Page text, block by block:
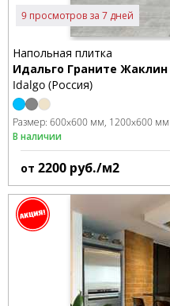
9 просмотров за 7 дней
Напольная плитка
Идальго Граните Жаклин
Idalgo (Россия)
Размер: 600x600 мм 1200x600 мм
В наличии
от 2200 руб./м2